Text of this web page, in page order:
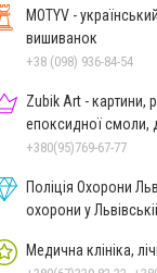
MOTYV -
вишиванок
+38 (098) 936-84-54
Zubik Art - картини,
епоксидної смоли,
+380(95)769-67-77
Поліція Охорони
охорони у
Медична клініка,